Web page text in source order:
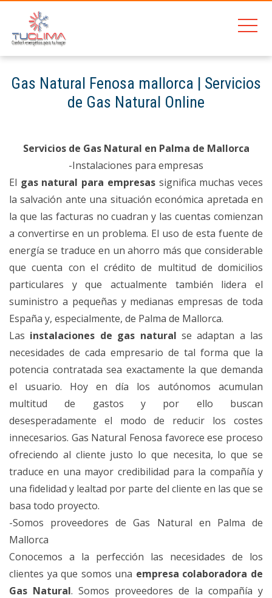
Gas Natural Fenosa mallorca | Servicios
de Gas Natural Online
Servicios de Gas Natural en Palma de Mallorca
-Instalaciones para empresas
El gas natural para empresassignifica muchas veces
la salvación ante una situación económica apretada en
la que las facturas no cuadran y las cuentas comienzan
a convertirse en un problema. El uso de esta fuente de
energía se traduce en un ahorro más que considerable
que cuenta con el crédito de multitud de domicilios
particulares y que actualmente también lidera el
suministro a pequeñas y medianas empresas de toda
España y, especialmente, de Palma de Mallorca.
Las instalaciones de gas natural se adaptan a las
necesidades de cada empresario de tal forma que la
potencia contratada sea exactamente la que demanda
el usuario. Hoy en día los autónomos acumulan
multitud de gastos y por ello buscan
desesperadamente el modo de reducir los costes
innecesarios. Gas Natural Fenosa favorece ese proceso
ofreciendo al cliente justo lo que necesita, lo que se
traduce en una mayor credibilidad para la compañía y
una fidelidad y lealtad por parte del cliente en las que se
basa todo proyecto.
-Somos proveedores de Gas Natural en Palma de
Mallorca
Conocemos a la perfección las necesidades de los
clientes ya que somos una empresa colaboradora de
Gas Natural. Somos proveedores de la compañía y